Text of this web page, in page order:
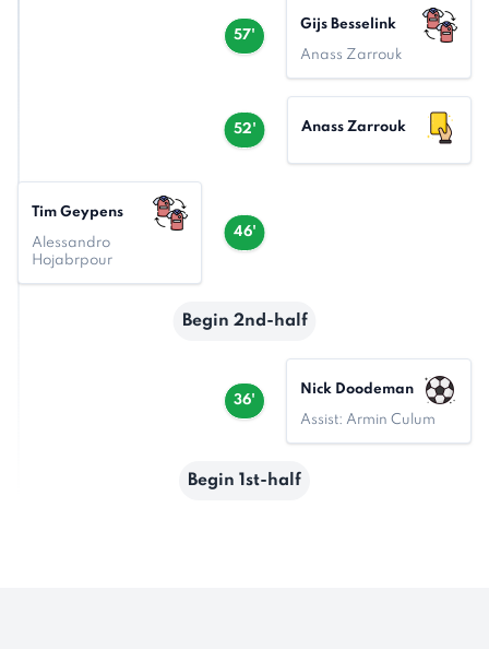
57'
Gijs Besselink
Anass Zarrouk
52' Anass Zarrouk
46'
Tim Geypens
Alessandro
Hojabrpour
Begin 2nd-half
36'
Nick Doodeman
Assist: Armin Culum
Begin 1st-half